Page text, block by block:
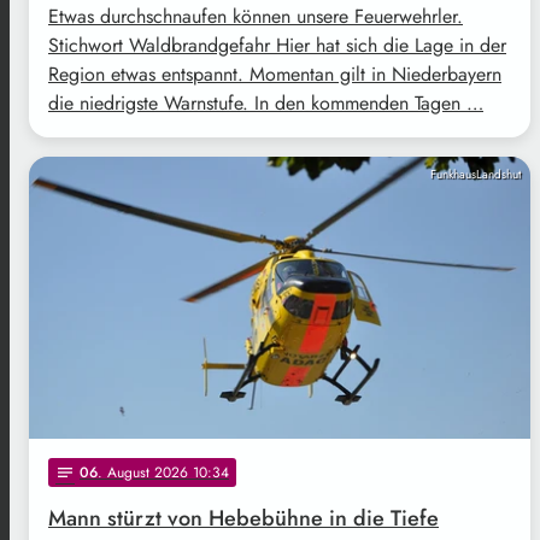
Etwas durchschnaufen können unsere Feuerwehrler.
Stichwort Waldbrandgefahr Hier hat sich die Lage in der
Region etwas entspannt. Momentan gilt in Niederbayern
die niedrigste Warnstufe. In den kommenden Tagen …
FunkhausLandshut
notes 06. August 2026 10:34
Mann stürzt von Hebebühne in die Tiefe